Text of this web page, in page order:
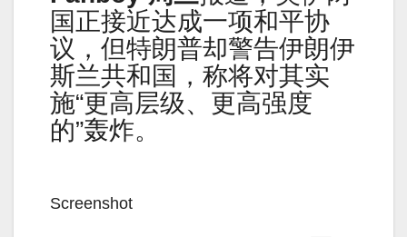
国正接近达成一项和平协
议，但特朗普却警告伊朗伊
斯兰共和国，称将对其实
施“更高层级、更高强度
的”轰炸。
Screenshot